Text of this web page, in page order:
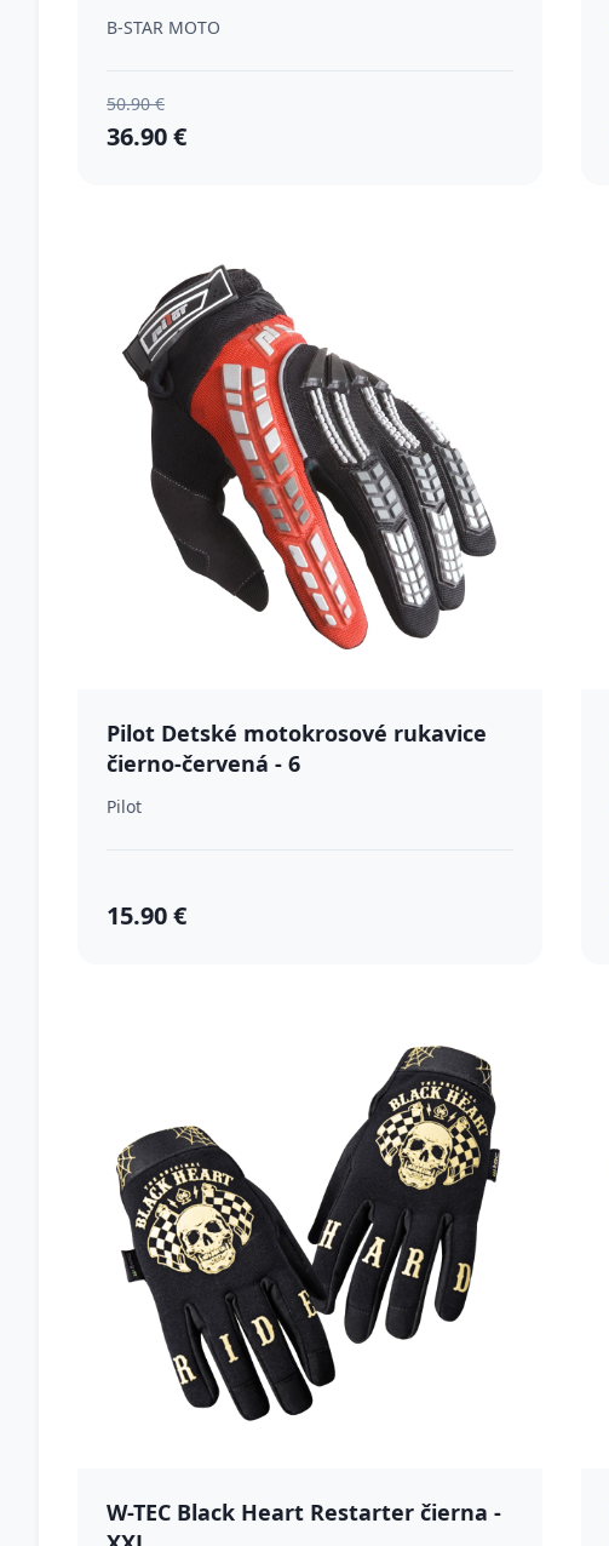
B-STAR MOTO
50.90 €
36.90 €
Pilot Detské motokrosové rukavice
čierno-červená - 6
Pilot
15.90 €
W-TEC Black Heart Restarter čierna -